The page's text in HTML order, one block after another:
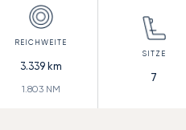
3.339km
1.803NM
7